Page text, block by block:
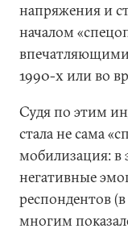
напряжения и
началом
1990-х или во
Судя по этим
стала не сама
мобилизация: в
негативные
респондентов
многим